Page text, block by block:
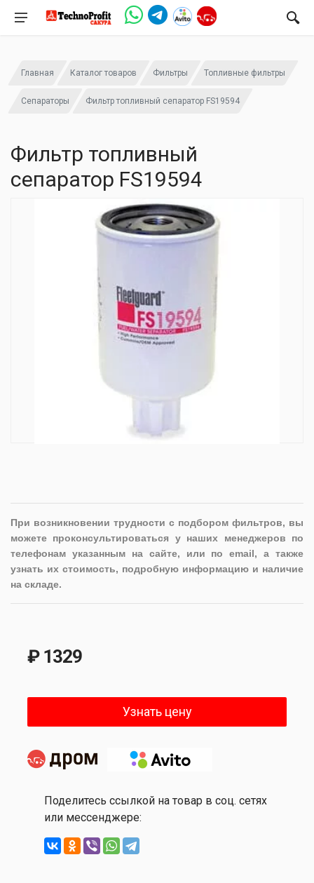
Главная Каталог товаров Фильтры Топливные фильтры
Сепараторы Фильтр топливный сепаратор FS19594
Фильтр топливный
сепаратор FS19594
При возникновении трудности с подбором фильтров, вы
можете проконсультироваться у наших менеджеров по
телефонам указанным на сайте, или по email, а также
узнать их стоимость, подробную информацию и наличие
на складе.
₽ 1329
Узнать цену
Поделитесь ссылкой на товар в соц. сетях
или мессенджере: